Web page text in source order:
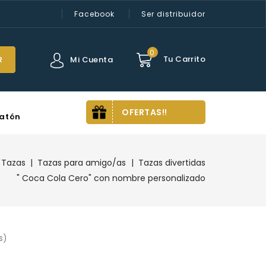
Facebook Ser distribuidor
Tu Carrito
0
Mi Cuenta
OFERTAS!!
Tazas Tazas para amigo/as
Tazas divertidas
" Coca Cola Cero" con nombre personalizado